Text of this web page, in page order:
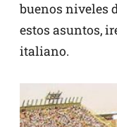
buenos niveles
estos asuntos,
italiano.